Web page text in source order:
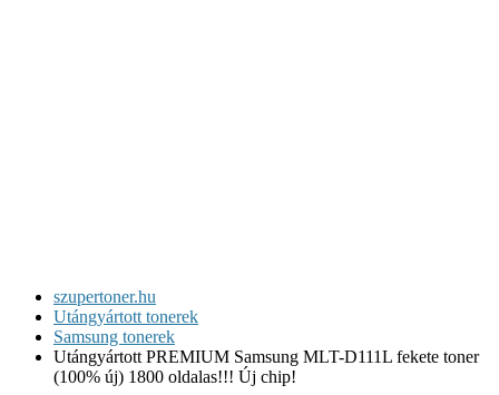
szupertoner.hu
Utángyártott tonerek
Samsung tonerek
Utángyártott PREMIUM Samsung MLT-D111L fekete toner
(100% új) 1800 oldalas!!! Új chip!